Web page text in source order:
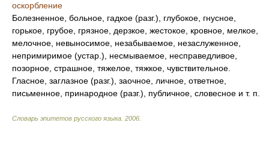
оскорбление
Болезненное, больное, гадкое (разг.), глубокое, гнусное,
горькое, грубое, грязное, дерзкое, жестокое, кровное, мелкое,
мелочное, невыносимое, незабываемое, незаслуженное,
непримиримое (устар.), несмываемое, несправедливое,
позорное, страшное, тяжелое, тяжкое, чувствительное.
Гласное, заглазное (разг.), заочное, личное, ответное,
письменное, принародное (разг.), публичное, словесное и т. п.
Словарь эпитетов русского языка 2006